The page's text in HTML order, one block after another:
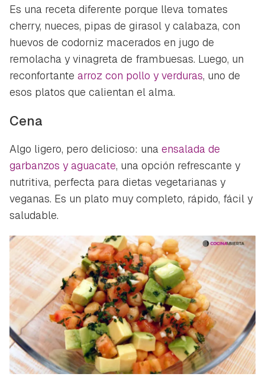
Es una receta diferente porque lleva tomates
cherry, nueces, pipas de girasol y calabaza, con
huevos de codorniz macerados en jugo de
remolacha y vinagreta de frambuesas. Luego, un
reconfortante arroz con pollo y verduras, uno de
esos platos que calientan el alma.
Cena
Algo ligero, pero delicioso: una ensalada de
garbanzos y aguacate, una opción refrescante y
nutritiva, perfecta para dietas vegetarianas y
veganas. Es un plato muy completo, rápido, fácil y
saludable.